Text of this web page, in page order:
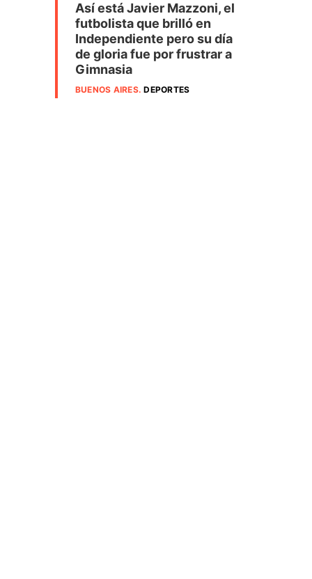
Así está Javier Mazzoni, el
futbolista que brilló en
Independiente pero su día
de gloria fue por frustrar a
Gimnasia
BUENOS AIRES.DEPORTES